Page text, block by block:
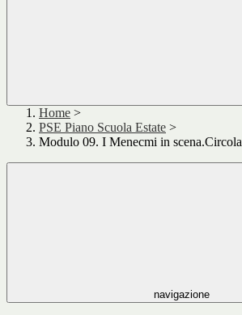
Home >
PSE Piano Scuola Estate >
Modulo 09. I Menecmi in
navigazione